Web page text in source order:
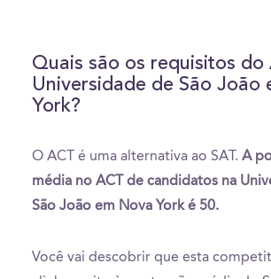
Quais são os requisitos do
Universidade de São João
York?
O ACT é uma alternativa ao SAT. A
média no ACT de candidatos na
São João em Nova York é 50.
Você vai descobrir que esta